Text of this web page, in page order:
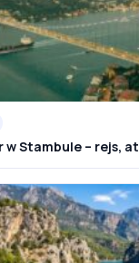
w Stambule – rejs,